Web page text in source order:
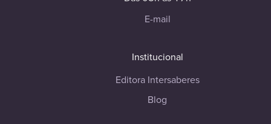
E-mail
Institucional
Editora Intersaberes
Blog